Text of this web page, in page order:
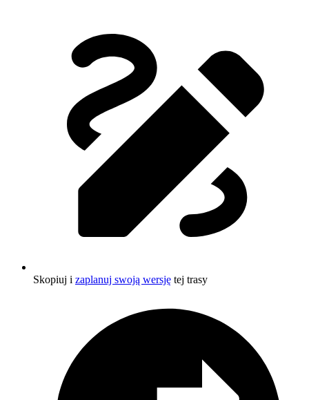
Skopiuj i zaplanuj swoją wersję tej trasy